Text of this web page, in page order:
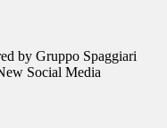
by Gruppo Spaggiari
Social Media